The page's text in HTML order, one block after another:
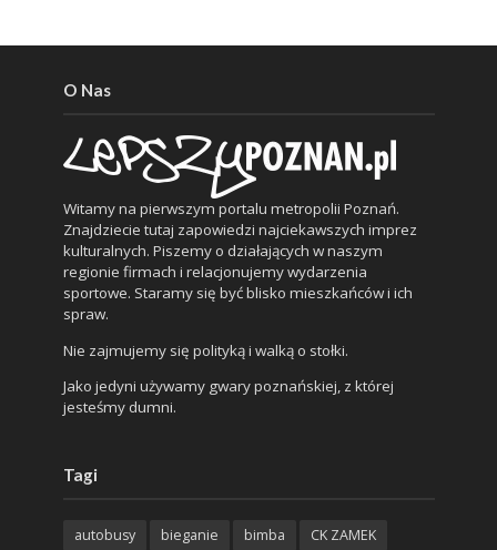
O Nas
Witamy na pierwszym portalu metropolii Poznań.
Znajdziecie tutaj zapowiedzi najciekawszych imprez
kulturalnych. Piszemy o działających w naszym
regionie firmach i relacjonujemy wydarzenia
sportowe. Staramy się być blisko mieszkańców i ich
spraw.
Nie zajmujemy się polityką i walką o stołki.
Jako jedyni używamy gwary poznańskiej, z której
jesteśmy dumni.
Tagi
autobusy bieganie bimba
CK ZAMEK